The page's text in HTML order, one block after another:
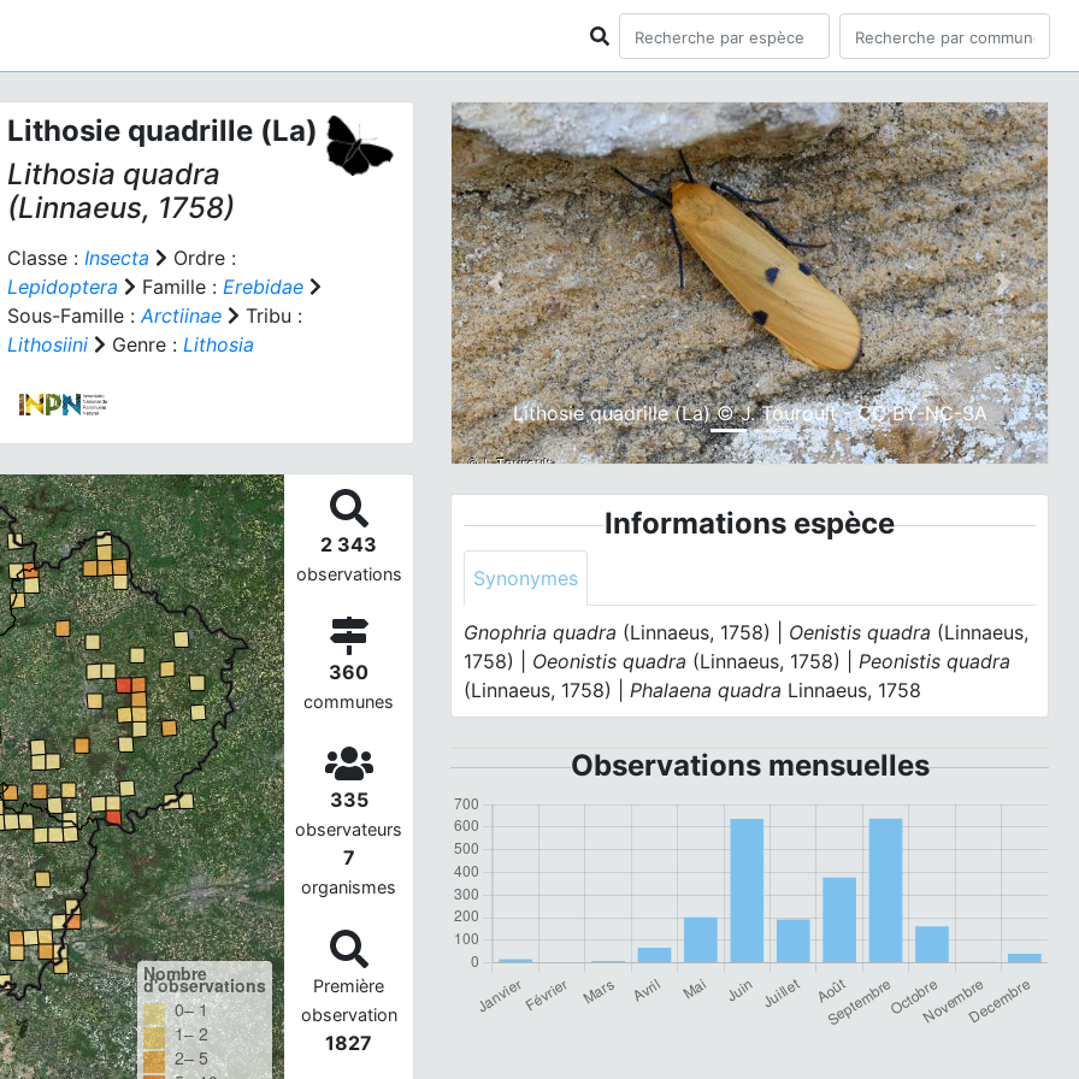
Lithosie quadrille (La)
Lithosia quadra
(Linnaeus, 1758)
Classe : Insecta
Ordre :
Lepidoptera
Famille : Erebidae
Sous-Famille :Arctiinae
Tribu :
Lithosiini
Genre : Lithosia
Nombre
d'observations
0– 1
1– 2
2– 5
2 343
observations
360
communes
335
observateurs
7
organismes
Première
observation
1827
Lithosie quadrille (La) © J. Touroult - CC BY-NC-SA
Previous Next
Informations espèce
Synonymes
Gnophria quadra (Linnaeus, 1758) | Oenistis quadra (Linnaeus,
1758) | Oeonistis quadra (Linnaeus, 1758) |Peonistis quadra
(Linnaeus, 1758) |Phalaena quadra Linnaeus, 1758
Observations mensuelles